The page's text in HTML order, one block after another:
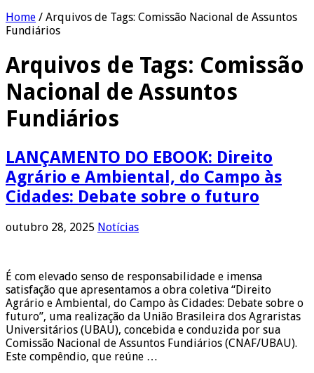
Home / Arquivos de Tags: Comissão Nacional de Assuntos
Fundiários
Arquivos de Tags: Comissão
Nacional de Assuntos
Fundiários
LANÇAMENTO DO EBOOK: Direito
Agrário e Ambiental, do Campo às
Cidades: Debate sobre o futuro
outubro 28, 2025 Notícias
É com elevado senso de responsabilidade e imensa
satisfação que apresentamos a obra coletiva “Direito
Agrário e Ambiental, do Campo às Cidades: Debate sobre o
futuro”, uma realização da União Brasileira dos Agraristas
Universitários (UBAU), concebida e conduzida por sua
Comissão Nacional de Assuntos Fundiários (CNAF/UBAU).
Este compêndio, que reúne …